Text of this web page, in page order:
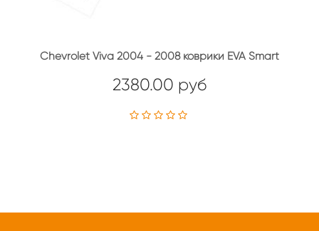
Chevrolet Viva 2004 - 2008 коврики EVA Smart
2380.00 руб